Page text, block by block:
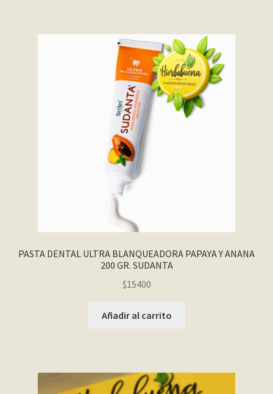
PASTA DENTAL ULTRA BLANQUEADORA PAPAYA Y ANANA
200 GR. SUDANTA
$15400
Añadir al carrito